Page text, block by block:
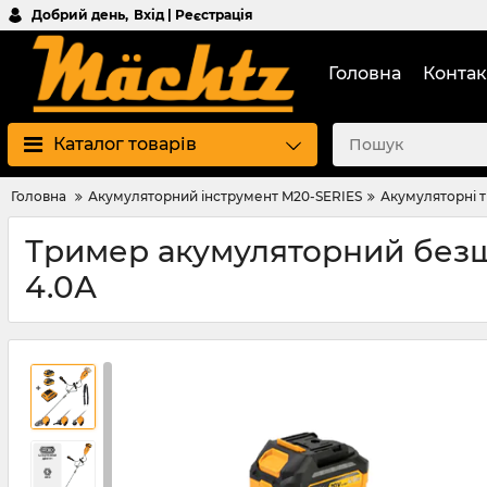
Добрий день, Вхід | Реєстрація
Головна
Каталог товарів
Головна Акумуляторний інструмент M20-SERIES Акумуляторні
Тример акумуляторний
4.0А